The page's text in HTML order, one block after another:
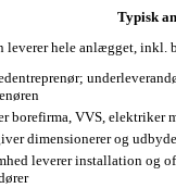
Typisk
leverer hele anlægget, inkl.
borefirma, VVS, elektriker
dimensionerer og
leverer installation og